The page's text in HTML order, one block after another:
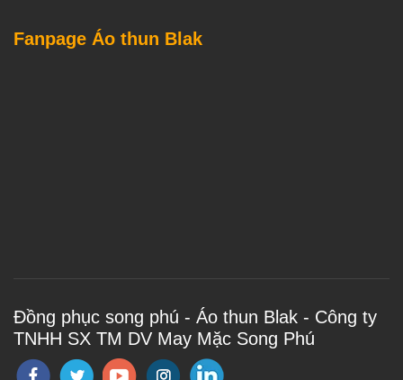
Fanpage Áo thun Blak
Đồng phục song phú - Áo thun Blak - Công ty
TNHH SX TM DV May Mặc Song Phú